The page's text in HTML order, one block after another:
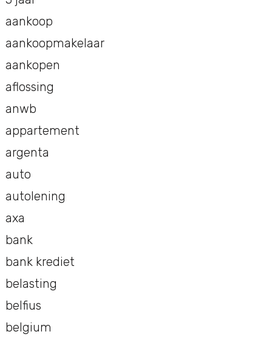
aankoop
aankoopmakelaar
aankopen
aflossing
anwb
appartement
argenta
auto
autolening
axa
bank
bank krediet
belasting
belfius
belgium